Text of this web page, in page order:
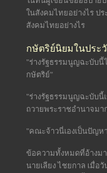
ในสังคมไทยอย่างไร ป
สังคมไทยอย่างไร
กษัตริย์นิยมในประ
"ร่างรัฐธรรมนูญฉะบับ
กษัตริย์"
"ร่างรัฐธรรมนูญฉะบับนี้
ถวายพระราชอำนาจม
"คณะจ้าวนี่เองเป็นปัญ
ข้อความทั้งหมดที่อ้างม
นายเลียง ไชยกาล เมื่อ